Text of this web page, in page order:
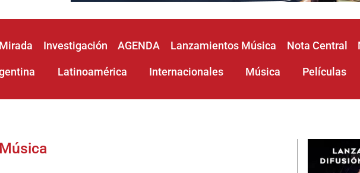
Investigación AGENDA Lanzamientos Música Nota Central
Latinoamérica Internacionales Música Películas
Música